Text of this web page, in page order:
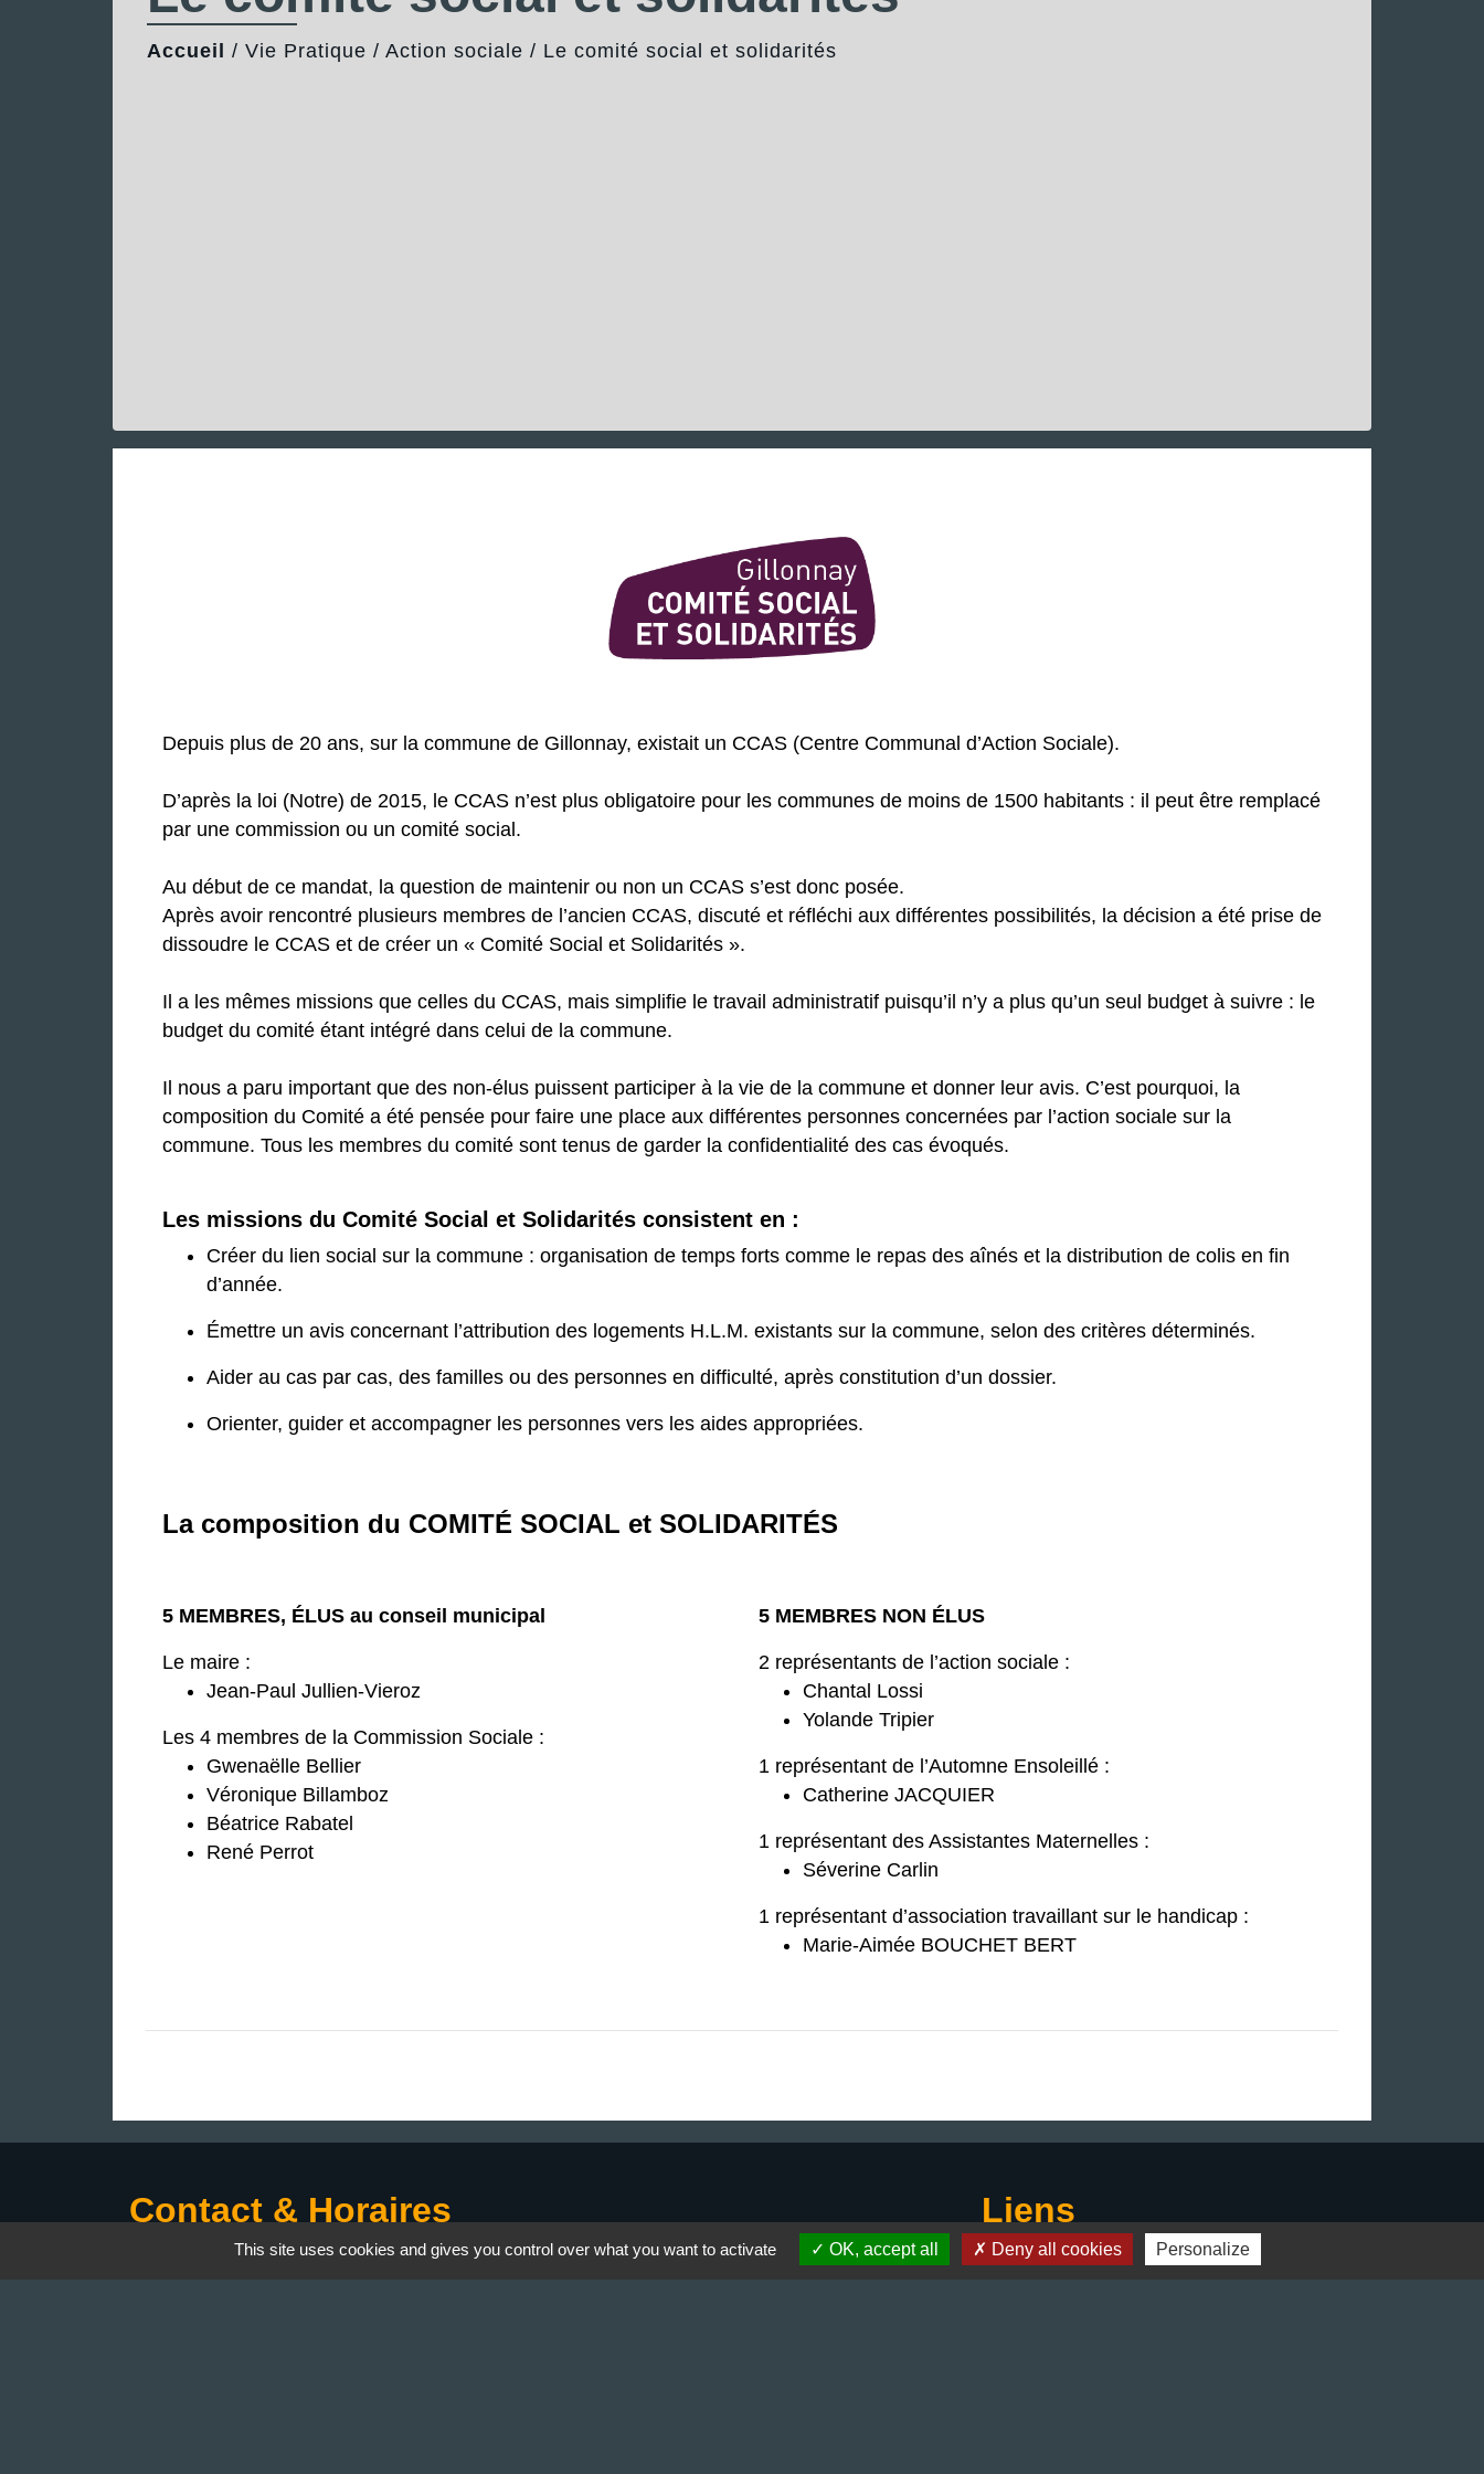
Accueil / Vie Pratique / Action sociale / Le comité social et solidarités
Depuis plus de 20 ans, sur la commune de Gillonnay, existait un CCAS (Centre Communal d’Action Sociale).
D’après la loi (Notre) de 2015, le CCAS n’est plus obligatoire pour les communes de moins de 1500 habitants : il peut être remplacé
par une commission ou un comité social.
Au début de ce mandat, la question de maintenir ou non un CCAS s’est donc posée.
Après avoir rencontré plusieurs membres de l’ancien CCAS, discuté et réfléchi aux différentes possibilités, la décision a été prise de
dissoudre le CCAS et de créer un « Comité Social et Solidarités ».
Il a les mêmes missions que celles du CCAS, mais simplifie le travail administratif puisqu’il n’y a plus qu’un seul budget à suivre : le
budget du comité étant intégré dans celui de la commune.
Il nous a paru important que des non-élus puissent participer à la vie de la commune et donner leur avis. C’est pourquoi, la
composition du Comité a été pensée pour faire une place aux différentes personnes concernées par l’action sociale sur la
commune. Tous les membres du comité sont tenus de garder la confidentialité des cas évoqués.
Les missions du Comité Social et Solidarités consistent en :
Créer du lien social sur la commune : organisation de temps forts comme le repas des aînés et la distribution de colis en fin
d’année.
Émettre un avis concernant l’attribution des logements H.L.M. existants sur la commune, selon des critères déterminés.
Aider au cas par cas, des familles ou des personnes en difficulté, après constitution d’un dossier.
Orienter, guider et accompagner les personnes vers les aides appropriées.
La composition du COMITÉ SOCIAL et SOLIDARITÉS
5 MEMBRES, ÉLUS au conseil municipal
Le maire :
Jean-Paul Jullien-Vieroz
Les 4 membres de la Commission Sociale :
Gwenaëlle Bellier
Véronique Billamboz
Béatrice Rabatel
René Perrot
5 MEMBRES NON ÉLUS
2 représentants de l’action sociale :
Chantal Lossi
Yolande Tripier
1 représentant de l’Automne Ensoleillé :
Catherine JACQUIER
1 représentant des Assistantes Maternelles :
Séverine Carlin
1 représentant d’association travaillant sur le handicap :
Marie-Aimée BOUCHET BERT
Contact & Horaires Liens
This site uses cookies and gives you control over what you want to activate OK, accept all Deny all cookies Personalize